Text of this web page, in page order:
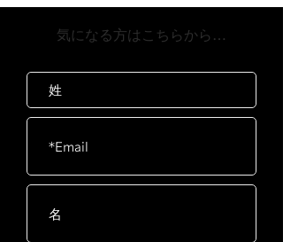
​気になる方はこちらから…